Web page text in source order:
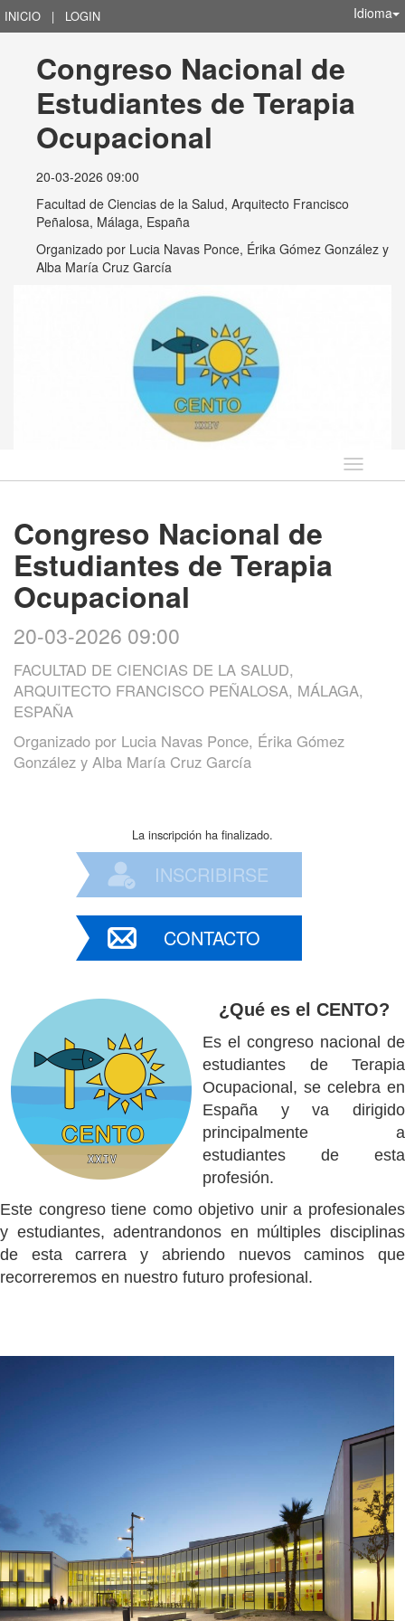
INICIO | LOGIN Idioma
Congreso Nacional de
Estudiantes de Terapia
Ocupacional
20-03-2026 09:00
Facultad de Ciencias de la Salud, Arquitecto Francisco
Peñalosa, Málaga, España
Organizado por Lucia Navas Ponce, Érika Gómez González y
Alba María Cruz García
Idioma
Congreso Nacional de
Estudiantes de Terapia
Ocupacional
20-03-2026 09:00
FACULTAD DE CIENCIAS DE LA SALUD,
ARQUITECTO FRANCISCO PEÑALOSA, MÁLAGA,
ESPAÑA
Organizado por Lucia Navas Ponce, Érika Gómez
González y Alba María Cruz García
La inscripción ha finalizado.
INSCRIBIRSE
CONTACTO
¿Qué es el CENTO?
Es el congreso nacional de
estudiantes de Terapia
Ocupacional, se celebra en
España y va dirigido
principalmente a
estudiantes de esta
profesión.
Este congreso tiene como objetivo unir a profesionales
y estudiantes, adentrandonos en múltiples disciplinas
de esta carrera y abriendo nuevos caminos que
recorreremos en nuestro futuro profesional.